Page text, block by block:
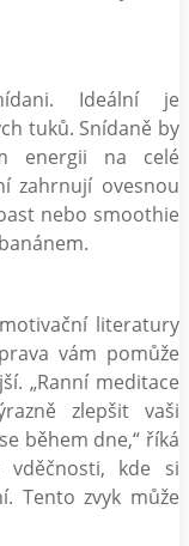
Ideální je
tuků. Snídaně by
energii na celé
zahrnují ovesnou
nebo smoothie
literatury
vám pomůže
„Ranní meditace
zlepšit vaši
během dne,“ říká
kde si
Tento zvyk může